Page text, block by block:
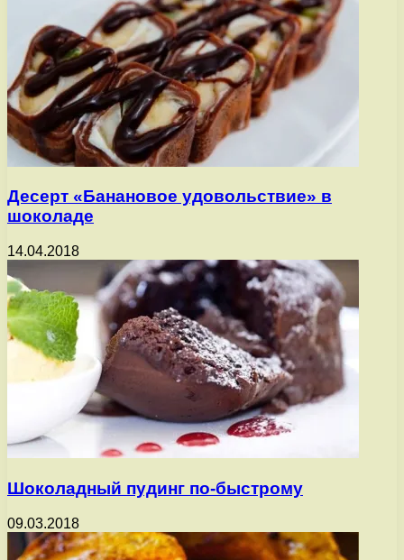
Десерт «Банановое удовольствие» в
шоколаде
14.04.2018
Шоколадный пудинг по-быстрому
09.03.2018